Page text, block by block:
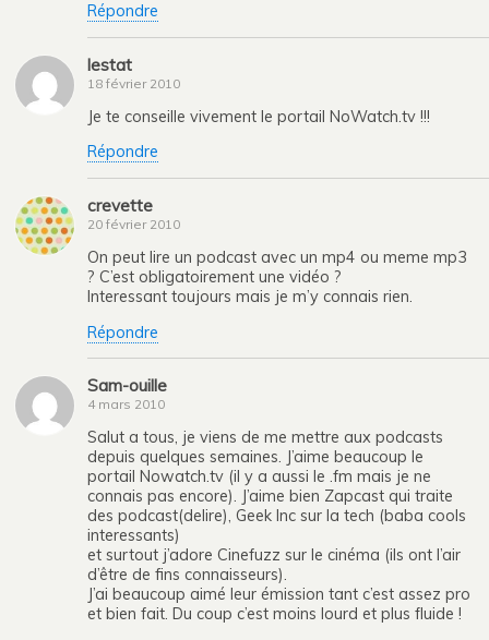
Répondre
lestat
18 février 2010
Je te conseille vivement le portail NoWatch.tv !!!
Répondre
crevette
20 février 2010
On peut lire un podcast avec un mp4 ou meme mp3
? C’est obligatoirement une vidéo ?
Interessant toujours mais je m’y connais rien.
Répondre
Sam-ouille
4 mars 2010
Salut a tous, je viens de me mettre aux podcasts
depuis quelques semaines. J’aime beaucoup le
portail Nowatch.tv (il y a aussi le .fm mais je ne
connais pas encore). J’aime bien Zapcast qui traite
des podcast(delire), Geek Inc sur la tech (baba cools
interessants)
et surtout j’adore Cinefuzz sur le cinéma (ils ont l’air
d’être de fins connaisseurs).
J’ai beaucoup aimé leur émission tant c’est assez pro
et bien fait. Du coup c’est moins lourd et plus fluide !